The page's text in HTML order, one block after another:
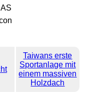
Taiwans erste
Sportanlage mit
einem massiven
Holzdach